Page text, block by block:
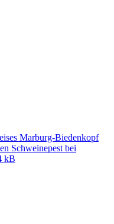
Marburg-Biedenkopf
Schweinepest bei
kB